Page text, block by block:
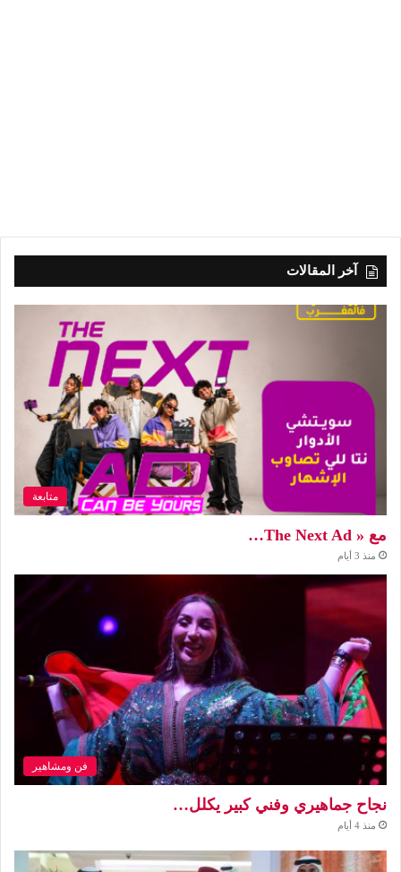
آخر المقالات
متابعة
مع « The Next Ad…
منذ 3 أيام
فن ومشاهير
نجاح جماهيري وفني كبير يكلل…
منذ 4 أيام